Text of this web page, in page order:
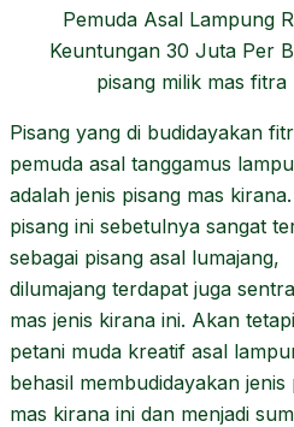
pisang milik mas fitra
Pisang yang di budidayakan
pemuda asal tanggamus
adalah jenis pisang mas
pisang ini sebetulnya sangat
sebagai pisang asal lumajang,
dilumajang terdapat juga
mas jenis kirana ini. Akan
petani muda kreatif asal
behasil membudidayakan jenis
mas kirana ini dan menjadi